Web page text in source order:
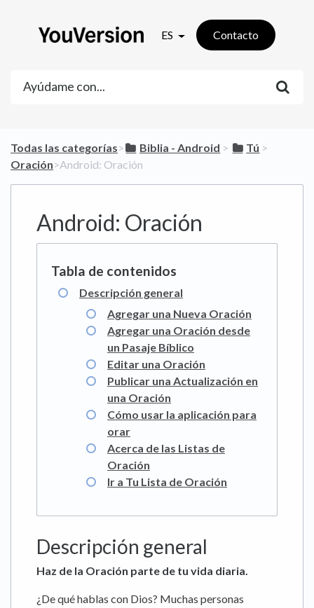
ES Contacto
Todas las categorías​>​ ​Biblia - Android ​ > ​ ​Tú ​ > ​
Oración​>​ Android: Oración
Android: Oración
Descripción general
Agregar una Nueva Oración
Agregar una Oración desde
un Pasaje Bíblico
Editar una Oración
Publicar una Actualización en
una Oración
Cómo usar la aplicación para
orar
Acerca de las Listas de
Oración
Ir a Tu Lista de Oración
Descripción general
Haz de la Oración parte de tu vida diaria.
¿De qué hablas con Dios? Muchas personas